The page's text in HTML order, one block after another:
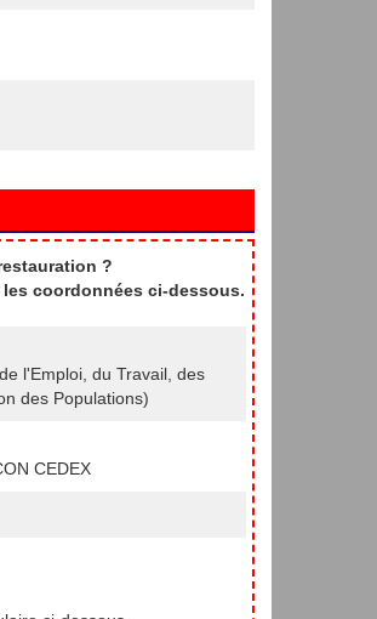
?
coordonnées ci-dessous.
l'Emploi, du Travail, des
des Populations)
CEDEX